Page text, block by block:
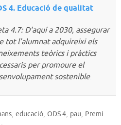
4. Educació de qualitat
4.7: D'aquí a 2030, assegurar
tot l’alumnat adquireixi els
teòrics i pràctics
per promoure el
sostenible.
,educació,ODS 4, pau, Premi